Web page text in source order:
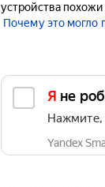
устройства
Почему это могло
Я не
Нажмите,
Yandex